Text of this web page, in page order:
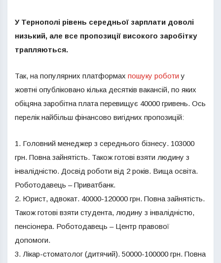
У Тернополі рівень середньої зарплати доволі
низький, але все пропозиції високого заробітку
трапляються.
Так, на популярних платформах пошуку роботи у
жовтні опубліковано кілька десятків вакансій, по яких
обіцяна заробітна плата перевищує 40000 гривень. Ось
перелік найбільш фінансово вигідних пропозицій:
1. Головний менеджер з середнього бізнесу. 103000
грн. Повна зайнятість. Також готові взяти людину з
інвалідністю. Досвід роботи від 2 років. Вища освіта.
Роботодавець – Приватбанк.
2. Юрист, адвокат. 40000-120000 грн. Повна зайнятість.
Також готові взяти студента, людину з інвалідністю,
пенсіонера. Роботодавець – Центр правової
допомоги.
3. Лікар-стоматолог (дитячий). 50000-100000 грн. Повна